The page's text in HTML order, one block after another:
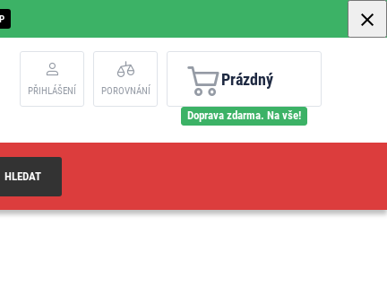
PŘIHLÁŠENÍ POROVNÁNÍ
Prázdný
Doprava zdarma. Na vše!
HLEDAT